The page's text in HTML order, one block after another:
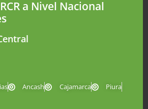
a Nivel Nacional
Ancash Cajamarca
Piura